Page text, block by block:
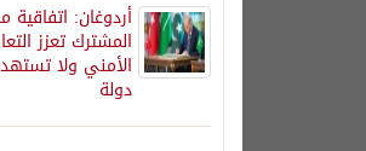
أردوغان: اتفاقية
المشترك تعزز
الأمني ولا
دولة